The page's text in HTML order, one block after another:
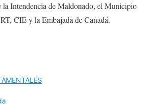
la Intendencia de Maldonado, el Municipio
CIE y la Embajada de Canadá.